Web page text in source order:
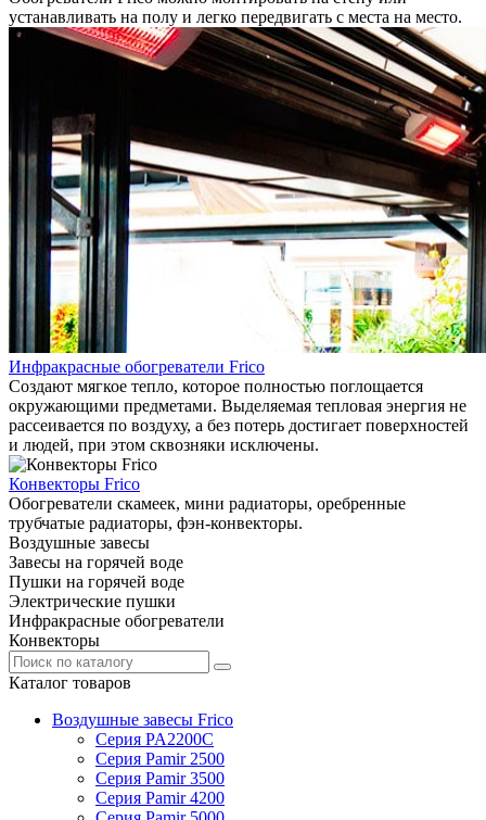
устанавливать на полу и легко передвигать с места на место.
Инфракрасные обогреватели Frico
Создают мягкое тепло, которое полностью поглощается
окружающими предметами. Выделяемая тепловая энергия не
рассеивается по воздуху, а без потерь достигает поверхностей
и людей, при этом сквозняки исключены.
Конвекторы Frico
Обогреватели скамеек, мини радиаторы, оребренные
трубчатые радиаторы, фэн-конвекторы.
Воздушные завесы
Завесы на горячей воде
Пушки на горячей воде
Электрические пушки
Инфракрасные обогреватели
Конвекторы
Каталог товаров
Воздушные завесы Frico
Серия PA2200C
Серия Pamir 2500
Серия Pamir 3500
Серия Pamir 4200